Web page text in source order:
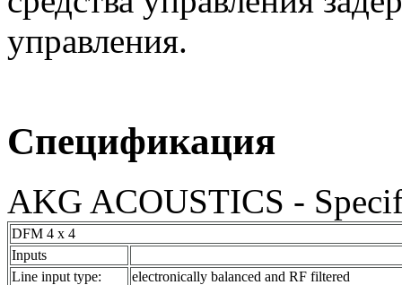
управления.
Спецификация
AKG ACOUSTICS -
DFM 4 x 4
Inputs
Line input type:
electronically balanced and RF filtered